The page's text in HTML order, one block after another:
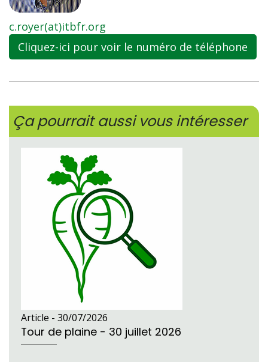
c.royer(at)itbfr.org
Cliquez-ici pour voir le numéro de téléphone
Ça pourrait aussi vous intéresser
Article - 30/07/2026
Tour de plaine - 30 juillet 2026